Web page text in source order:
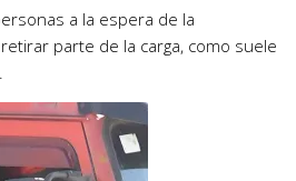
a la espera de la
parte de la carga, como suele